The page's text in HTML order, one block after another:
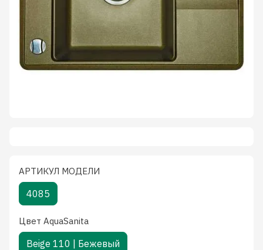
АРТИКУЛ МОДЕЛИ
4085
Цвет AquaSanita
Beige 110 | Бежевый